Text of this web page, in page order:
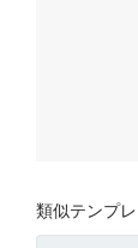
類似テンプレ